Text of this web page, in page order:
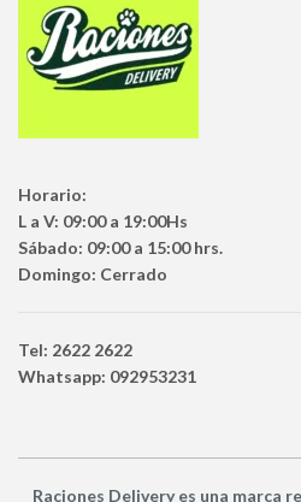
Horario:
L a V: 09:00 a 19:00Hs
Sábado: 09:00 a 15:00 hrs.
Domingo: Cerrado
Tel: 2622 2622
Whatsapp: 092953231
Raciones Deliveryes una marca